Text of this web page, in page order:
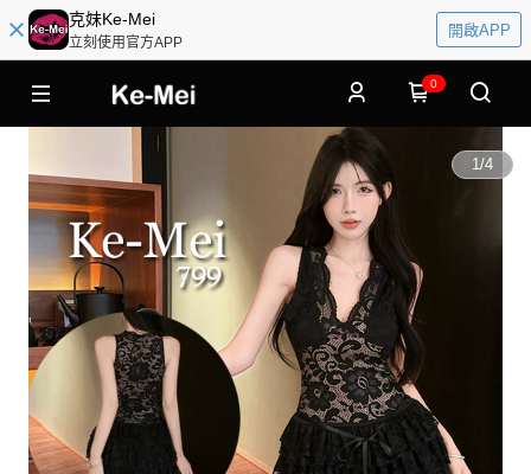
克妹Ke-Mei
立刻使用官方APP
開啟APP
0
1/4